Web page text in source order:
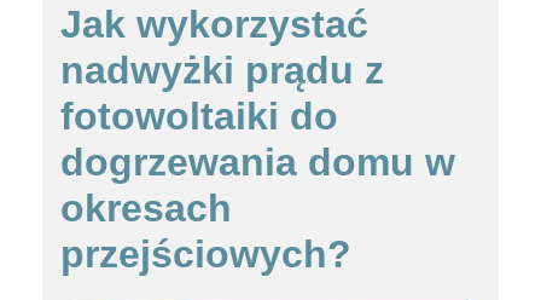
Jak wykorzystać
nadwyżki prądu z
fotowoltaiki do
dogrzewania domu w
okresach
przejściowych?